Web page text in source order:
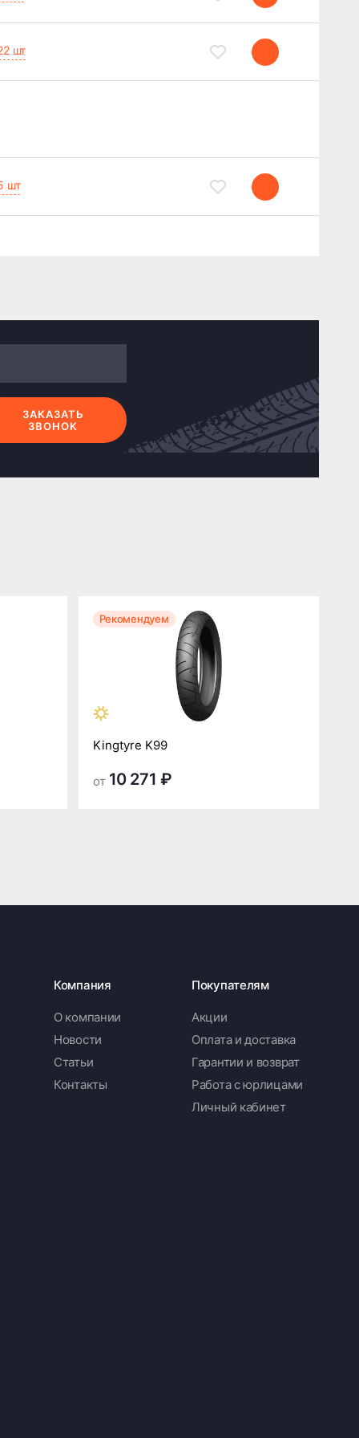
шт
шт
ЗАКАЗАТЬ
ЗВОНОК
Рекомендуем
Kingtyre K99
от 10 271 ₽
Компания
О компании
Новости
Статьи
Контакты
Покупателям
Акции
Оплата и доставка
Гарантии и возврат
Работа с юрлицами
Личный кабинет